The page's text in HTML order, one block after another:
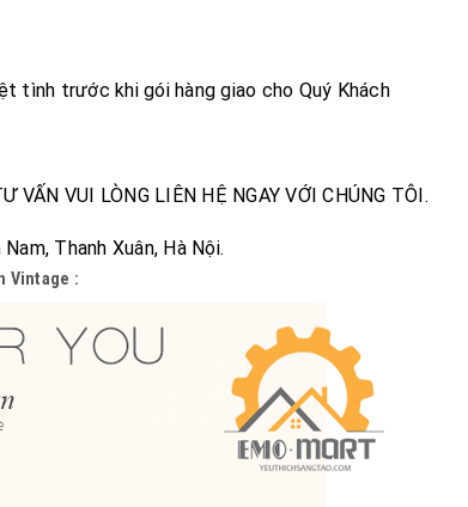
tình trước khi gói hàng giao cho Quý Khách
VẤN VUI LÒNG LIÊN HỆ NGAY VỚI CHÚNG TÔI.
Thanh Xuân, Hà Nội.
Vintage :